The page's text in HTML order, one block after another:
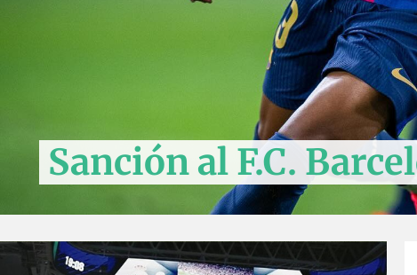
Sanción al F.C.